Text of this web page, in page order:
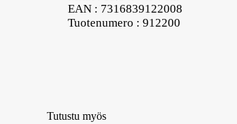
EAN : 7316839122008
Tuotenumero : 912200
Tutustu myös